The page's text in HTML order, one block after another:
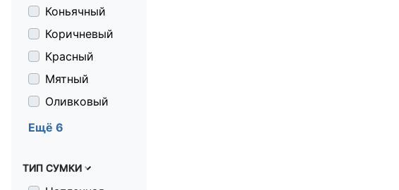
Коньячный
Коричневый
Красный
Мятный
Оливковый
Серебристый
Серый
Ещё 6
ТИП СУМКИ